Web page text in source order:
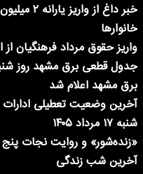
خانوارها
واریز حقوق مرداد فرهنگیان
برق مشهد اعلام شد
آخرین وضعیت تعطیلی
شنبه ۱۷ مرداد ۱۴۰۵
«زنده‌شور» و روایت نجات
آخرین شب زندگی